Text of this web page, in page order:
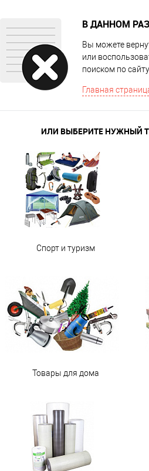
В ДАННОМ
Вы можете
или
поиском по сайту.
Главная
ИЛИ ВЫБЕРИТЕ НУЖНЫЙ
Спорт и туризм
Товары для дома